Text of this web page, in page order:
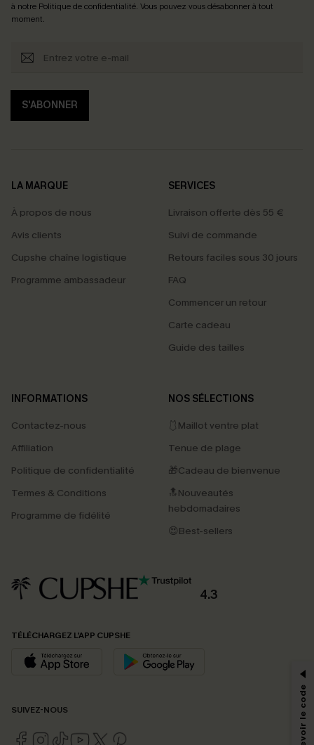
à notre Politique de confidentialité. Vous pouvez vous désabonner à tout
moment.
S'ABONNER
LA MARQUE
À propos de nous
Avis clients
Cupshe chaîne logistique
Programme ambassadeur
SERVICES
Livraison offerte dès 55 €
Suivi de commande
Retours faciles sous 30 jours
FAQ
Commencer un retour
Carte cadeau
Guide des tailles
INFORMATIONS
Contactez-nous
Affiliation
Politique de confidentialité
Termes & Conditions
Programme de fidélité
NOS SÉLECTIONS
🩱Maillot ventre plat
Tenue de plage
🎁Cadeau de bienvenue
🔝Nouveautés
hebdomadaires
😍Best-sellers
4.3
TÉLÉCHARGEZ L’APP CUPSHE
SUIVEZ-NOUS
PROFITEZ DE -15%
-15% dès 2 Achetés par E-mail
En soumettant votre adresse e-mail, vous acceptez de recevoir des e-mails